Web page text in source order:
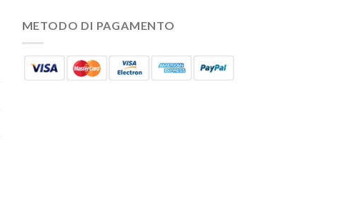
METODO DI PAGAMENTO